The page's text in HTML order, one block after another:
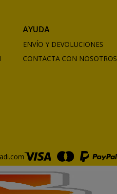
AYUDA
ENVÍO Y DEVOLUCIONES
CONTACTA CON NOSOTROS